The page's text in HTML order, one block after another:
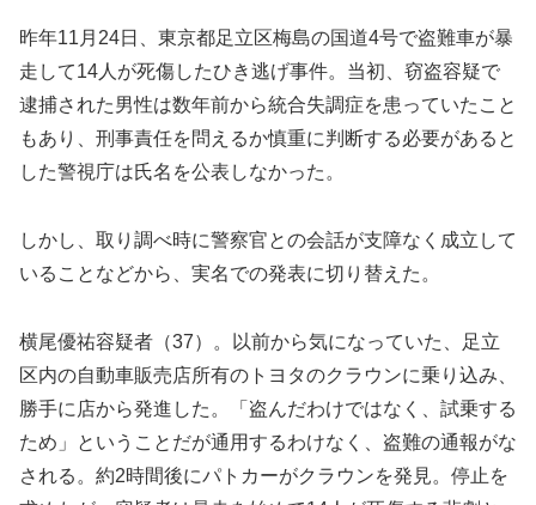
昨年11月24日、東京都足立区梅島の国道4号で盗難車が暴
走して14人が死傷したひき逃げ事件。当初、窃盗容疑で
逮捕された男性は数年前から統合失調症を患っていたこと
もあり、刑事責任を問えるか慎重に判断する必要があると
した警視庁は氏名を公表しなかった。
しかし、取り調べ時に警察官との会話が支障なく成立して
いることなどから、実名での発表に切り替えた。
横尾優祐容疑者（37）。以前から気になっていた、足立
区内の自動車販売店所有のトヨタのクラウンに乗り込み、
勝手に店から発進した。「盗んだわけではなく、試乗する
ため」ということだが通用するわけなく、盗難の通報がな
される。約2時間後にパトカーがクラウンを発見。停止を